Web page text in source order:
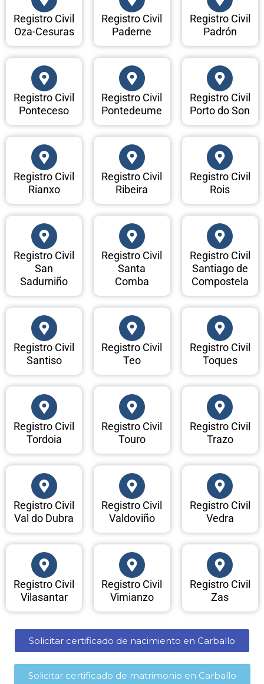
Registro Civil
Oza-Cesuras
Registro Civil
Paderne
Registro Civil
Padrón
Registro Civil
Ponteceso
Registro Civil
Pontedeume
Registro Civil
Porto do Son
Registro Civil
Rianxo
Registro Civil
Ribeira
Registro Civil
Rois
Registro Civil
San
Sadurniño
Registro Civil
Santa
Comba
Registro Civil
Santiago de
Compostela
Registro Civil
Santiso
Registro Civil
Teo
Registro Civil
Toques
Registro Civil
Tordoia
Registro Civil
Touro
Registro Civil
Trazo
Registro Civil
Val do Dubra
Registro Civil
Valdoviño
Registro Civil
Vedra
Registro Civil
Vilasantar
Registro Civil
Vimianzo
Registro Civil
Zas
Solicitar certificado de nacimiento en Carballo​
Solicitar certificado de matrimonio en Carballo​